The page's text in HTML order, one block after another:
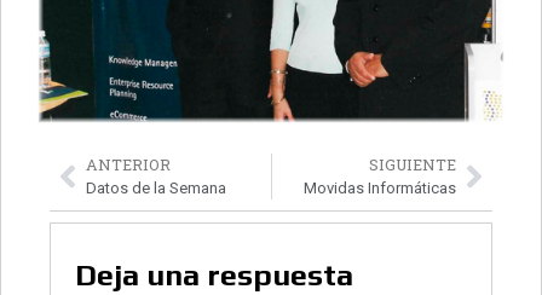
ANTERIOR
Datos de la Semana
SIGUIENTE
Movidas Informáticas
Deja una respuesta